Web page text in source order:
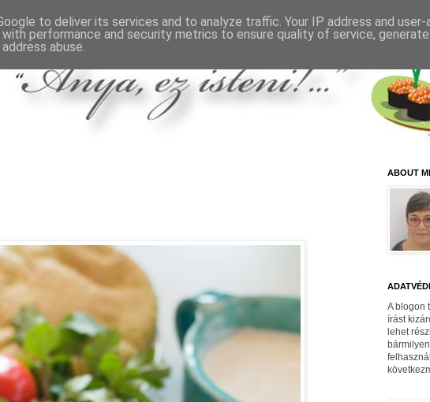
ABOUT
A blogon
írást
lehet
to deliver its services and to analyze traffic. Your IP address and user-
with performance and security metrics to ensure quality of service,
abuse.